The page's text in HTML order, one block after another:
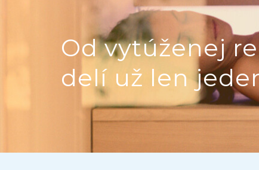
Od vytúženej
delí už len